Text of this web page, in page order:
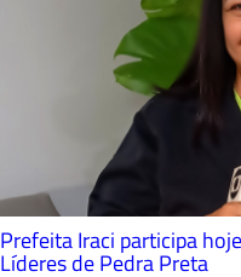
Prefeita Iraci participa
Líderes de Pedra Preta